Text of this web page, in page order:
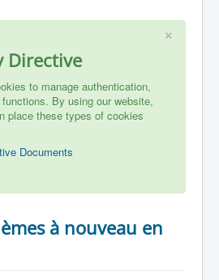
×
Directive
to manage authentication,
By using our website,
place these types of cookies
Documents
à nouveau en